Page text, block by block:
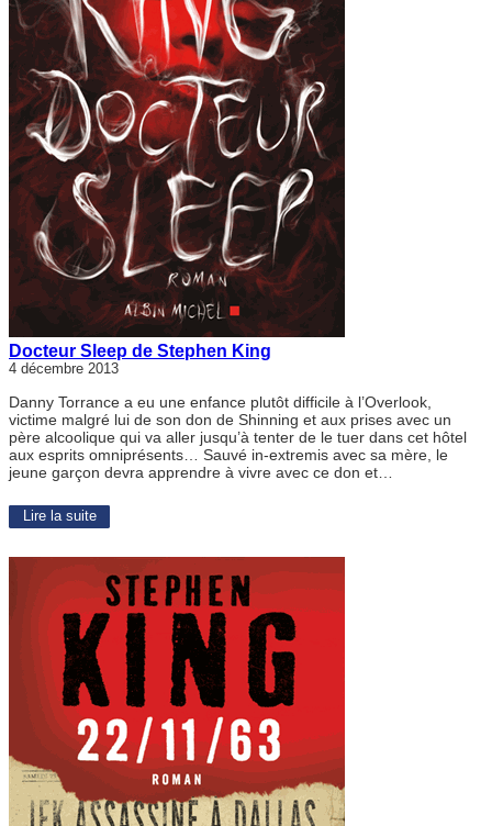
Docteur Sleep de Stephen King
4 décembre 2013
Danny Torrance a eu une enfance plutôt difficile à l’Overlook,
victime malgré lui de son don de Shinning et aux prises avec un
père alcoolique qui va aller jusqu’à tenter de le tuer dans cet hôtel
aux esprits omniprésents… Sauvé in-extremis avec sa mère, le
jeune garçon devra apprendre à vivre avec ce don et…
Lire la suite